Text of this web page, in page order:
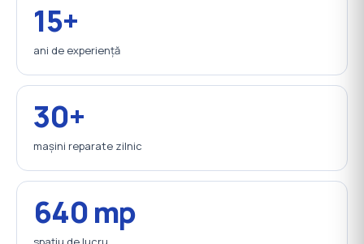
15+
ani de experiență
30+
mașini reparate zilnic
640 mp